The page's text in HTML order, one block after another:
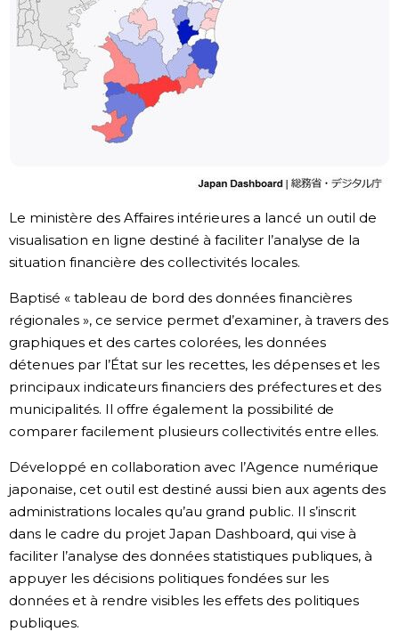
Données
Personnages
Images
Vidéos
Tokyo
official SNS
Le ministère des Affaires intérieures a lancé un outil de
visualisation en ligne destiné à faciliter l’analyse de la
situation financière des collectivités locales.
Baptisé « tableau de bord des données financières
régionales », ce service permet d’examiner, à travers des
graphiques et des cartes colorées, les données
détenues par l’État sur les recettes, les dépenses et les
principaux indicateurs financiers des préfectures et des
municipalités. Il offre également la possibilité de
comparer facilement plusieurs collectivités entre elles.
Développé en collaboration avec l’Agence numérique
japonaise, cet outil est destiné aussi bien aux agents des
administrations locales qu’au grand public. Il s’inscrit
dans le cadre du projet Japan Dashboard, qui vise à
faciliter l’analyse des données statistiques publiques, à
appuyer les décisions politiques fondées sur les
données et à rendre visibles les effets des politiques
publiques.